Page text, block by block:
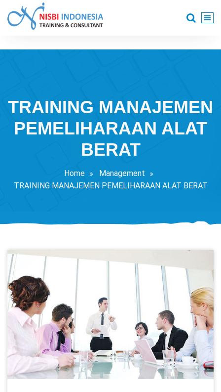
content
TRAINING MANAJEMEN
PEMELIHARAAN ALAT
BERAT
Home
Management
TRAINING MANAJEMEN PEMELIHARAAN ALAT BERAT